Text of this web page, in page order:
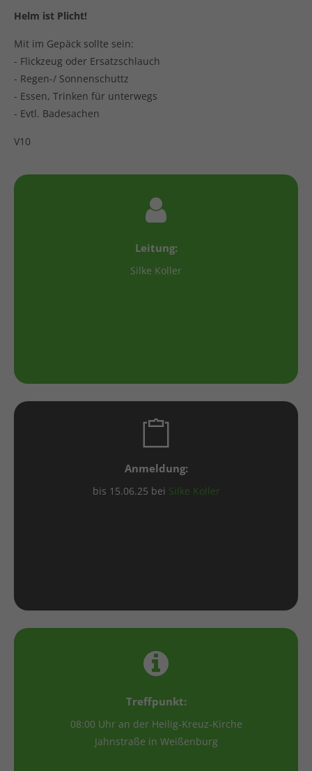
Helm ist Plicht!
Mit im Gepäck sollte sein:
- Flickzeug oder Ersatzschlauch
- Regen-/ Sonnenschuttz
- Essen, Trinken für unterwegs
- Evtl. Badesachen
V10
Leitung:
Silke Koller
Anmeldung:
bis 15.06.25 bei Silke Koller
Treffpunkt:
08:00 Uhr an der Heilig-Kreuz-Kirche
Jahnstraße in Weißenburg